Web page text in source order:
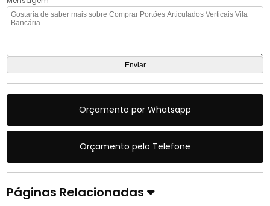
Orçamento por Whatsapp
Orçamento pelo Telefone
Páginas Relacionadas